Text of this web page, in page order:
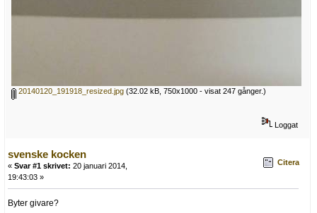
20140120_191918_resized.jpg (32.02 kB, 750x1000 - visat 247 gånger.)
Loggat
svenske kocken
« Svar #1 skrivet: 20 januari 2014,
19:43:03 »
Citera
Byter givare?